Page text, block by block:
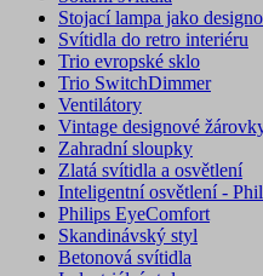
Stojací lampa jako
Svítidla do retro interiéru
Trio evropské sklo
Trio SwitchDimmer
Ventilátory
Vintage designové
Zahradní sloupky
Zlatá svítidla a osvětlení
Inteligentní osvětlení -
Philips EyeComfort
Skandinávský styl
Betonová svítidla